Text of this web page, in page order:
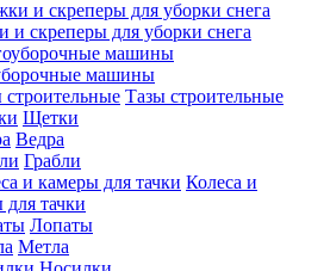
и скреперы для уборки снега
машины
Тазы строительные
Щетки
Ведра
Грабли
Колеса и
тачки
Лопаты
Метла